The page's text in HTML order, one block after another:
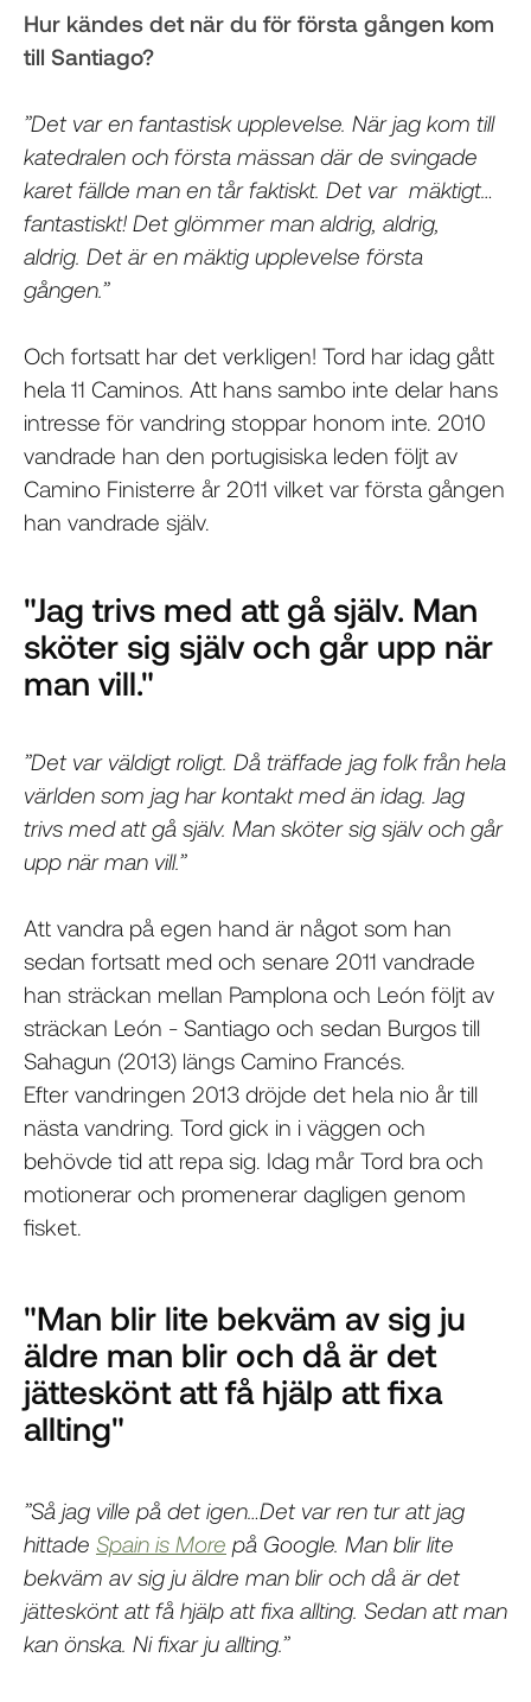
Hur kändes det när du för första gången kom
till Santiago?
”Det var en fantastisk upplevelse. När jag kom till
katedralen och första mässan där de svingade
karet fällde man en tår faktiskt. Det var mäktigt…
fantastiskt! Det glömmer man aldrig, aldrig,
aldrig. Det är en mäktig upplevelse första
gången.”
Och fortsatt har det verkligen! Tord har idag gått
hela 11 Caminos. Att hans sambo inte delar hans
intresse för vandring stoppar honom inte. 2010
vandrade han den portugisiska leden följt av
Camino Finisterre år 2011 vilket var första gången
han vandrade själv.
"Jag trivs med att gå själv. Man
sköter sig själv och går upp när
man vill."
”Det var väldigt roligt. Då träffade jag folk från hela
världen som jag har kontakt med än idag. Jag
trivs med att gå själv. Man sköter sig själv och går
upp när man vill.”
Att vandra på egen hand är något som han
sedan fortsatt med och senare 2011 vandrade
han sträckan mellan Pamplona och León följt av
sträckan León - Santiago och sedan Burgos till
Sahagun (2013) längs Camino Francés.
Efter vandringen 2013 dröjde det hela nio år till
nästa vandring. Tord gick in i väggen och
behövde tid att repa sig. Idag mår Tord bra och
motionerar och promenerar dagligen genom
fisket.
"Man blir lite bekväm av sig ju
äldre man blir och då är det
jätteskönt att få hjälp att fixa
allting"
”Så jag ville på det igen…Det var ren tur att jag
hittade Spain is More på Google. Man blir lite
bekväm av sig ju äldre man blir och då är det
jätteskönt att få hjälp att fixa allting. Sedan att man
kan önska. Ni fixar ju allting.”